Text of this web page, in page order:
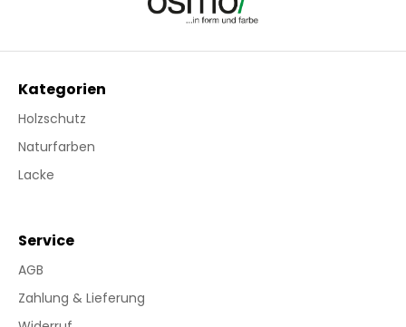
Kategorien
Holzschutz
Naturfarben
Lacke
Service
AGB
Zahlung & Lieferung